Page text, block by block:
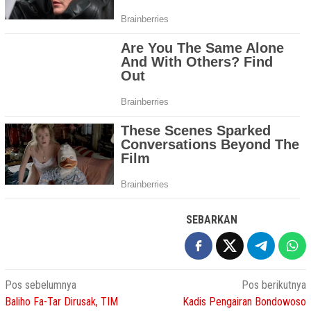
SEBARKAN
Navigasi
pos
Pos sebelumnya
Baliho Fa-Tar Dirusak, TIM
Pos berikutnya
Kadis Pengairan Bondowoso